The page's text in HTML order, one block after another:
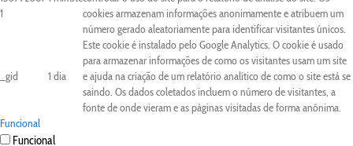
1
cookies armazenam informações anonimamente e atribuem um
número gerado aleatoriamente para identificar visitantes únicos.
_gid 1 dia
Este cookie é instalado pelo Google Analytics. O cookie é usado
para armazenar informações de como os visitantes usam um site
e ajuda na criação de um relatório analítico de como o site está se
saindo. Os dados coletados incluem o número de visitantes, a
fonte de onde vieram e as páginas visitadas de forma anônima.
Funcional
Funcional